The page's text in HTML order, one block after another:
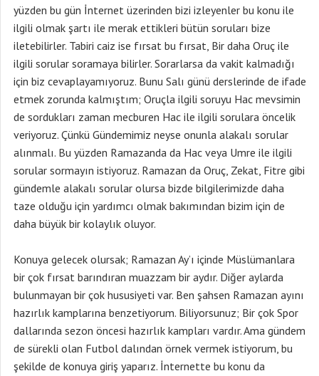
yüzden bu gün İnternet üzerinden bizi izleyenler bu konu ile
ilgili olmak şartı ile merak ettikleri bütün soruları bize
iletebilirler. Tabiri caiz ise fırsat bu fırsat, Bir daha Oruç ile
ilgili sorular soramaya bilirler. Sorarlarsa da vakit kalmadığı
için biz cevaplayamıyoruz. Bunu Salı günü derslerinde de ifade
etmek zorunda kalmıştım; Oruçla ilgili soruyu Hac mevsimin
de sordukları zaman mecburen Hac ile ilgili sorulara öncelik
veriyoruz. Çünkü Gündemimiz neyse onunla alakalı sorular
alınmalı. Bu yüzden Ramazanda da Hac veya Umre ile ilgili
sorular sormayın istiyoruz. Ramazan da Oruç, Zekat, Fitre gibi
gündemle alakalı sorular olursa bizde bilgilerimizde daha
taze olduğu için yardımcı olmak bakımından bizim için de
daha büyük bir kolaylık oluyor.
Konuya gelecek olursak; Ramazan Ay’ı içinde Müslümanlara
bir çok fırsat barındıran muazzam bir aydır. Diğer aylarda
bulunmayan bir çok hususiyeti var. Ben şahsen Ramazan ayını
hazırlık kamplarına benzetiyorum. Biliyorsunuz; Bir çok Spor
dallarında sezon öncesi hazırlık kampları vardır. Ama gündem
de sürekli olan Futbol dalından örnek vermek istiyorum, bu
şekilde de konuya giriş yaparız. İnternette bu konu da